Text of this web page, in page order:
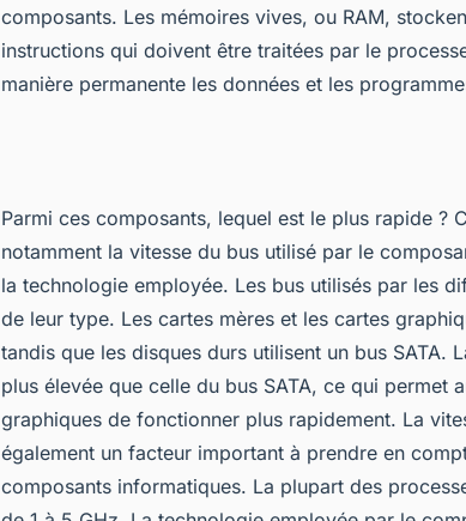
composants. Les mémoires vives, ou RAM,
instructions qui doivent être traitées par le
manière permanente les données et les
Parmi ces composants, lequel est le plus rapide ?
notamment la vitesse du bus utilisé par le
la technologie employée. Les bus utilisés par les
de leur type. Les cartes mères et les cartes
tandis que les disques durs utilisent un bus SATA.
plus élevée que celle du bus SATA, ce qui permet
graphiques de fonctionner plus rapidement. La
également un facteur important à prendre en
composants informatiques. La plupart des